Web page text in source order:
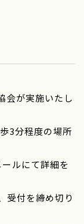
会が実施いたし
3分程度の場所
ルにて詳細を
受付を締め切り